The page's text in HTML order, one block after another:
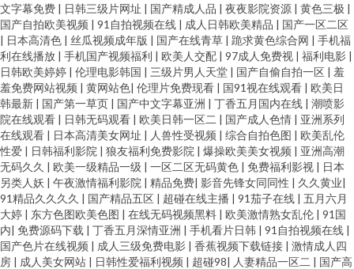
文字幕免费 | 日韩三级片网址 | 国产精成人品 | 夜夜影院资源 | 黄色三极 |
国产自拍欧美视频 | 91自拍视频在线 | 成人日韩欧美精品 | 国产一区二区
| 日本高清色 | 丝瓜视频成年版 | 国产在线青草 | 跪求黄色综合网 | 手机福
利在线播放 | 手机国产视频福利 | 欧美人交配 | 97成人免费视 | 福利电影 |
日韩欧美婷婷 | 伦理电影韩国 | 三级片男人天堂 | 国产自偷自拍一区 | 羞
羞免费网站视频 | 黄网站色| 伦理片免费现看 | 国91视在线观看 | 欧美日
韩最新 | 国产第一草页 | 国产中文字幕亚洲 | 丁香五月国内在线 | 潮喷影
院在线观看 | 日韩无码观看 | 欧美日韩一区二 | 国产成人色情 | 亚洲系列
在线观看 | 日本高清美女网址 | 人兽性受视频 | 综合自拍色图 | 欧美乱伦
性爱 | 日韩福利影院 | 狼友福利免费影院 | 爆操欧美美女视频 | 亚洲高潮
无码久久 | 欧美一级精品一级 | 一区二区无码黄色 | 免费福利影视 | 日本
另类人妖 | 午夜激情福利影院 | 精品免费| 影音先锋女同同性 | 久久黄业|
91精品久久久久 | 国产精品五区 | 超碰在线主播 | 91茄子在线 | 五月六月
大婷 | 东方色图欧美色图 | 在线无码视频黑料 | 欧美激情熟女乱伦 | 91国
内| 免费源码下载 | 丁香五月深情亚洲 | 手机看片日韩 | 91自拍视频在线 |
国产色片在线视频 | 成人三级免费电影 | 香蕉视频下载链接 | 激情成人四
房 | 成人美女网站 | 日韩性爱福利视频 | 超碰98| 人妻精品一区二 | 国产高